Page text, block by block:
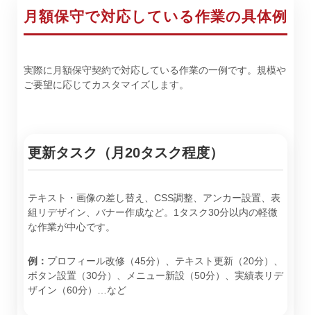
月額保守で対応している作業の具体例
実際に月額保守契約で対応している作業の一例です。規模や
ご要望に応じてカスタマイズします。
更新タスク（月20タスク程度）
テキスト・画像の差し替え、CSS調整、アンカー設置、表
組リデザイン、バナー作成など。1タスク30分以内の軽微
な作業が中心です。
例： プロフィール改修（45分）、テキスト更新（20分）、
ボタン設置（30分）、メニュー新設（50分）、実績表リデ
ザイン（60分）…など